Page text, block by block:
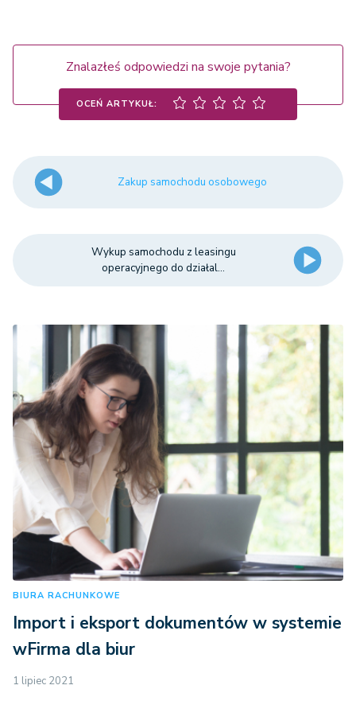
Znalazłeś odpowiedzi na swoje pytania?
OCEŃ ARTYKUŁ:
Zakup samochodu osobowego
Wykup samochodu z leasingu
operacyjnego do działal...
BIURA RACHUNKOWE
Import i eksport dokumentów w systemie
wFirma dla biur
1 lipiec 2021